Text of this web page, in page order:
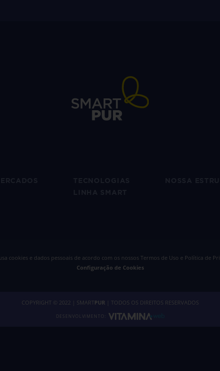
cookies e dados pessoais de acordo com os nossos Termos de Uso e Política de
Configuração de Cookies
COPYRIGHT © 2022 | SMARTPUR| TODOS OS DIREITOS RESERVADOS
DESENVOLVIMENTO: